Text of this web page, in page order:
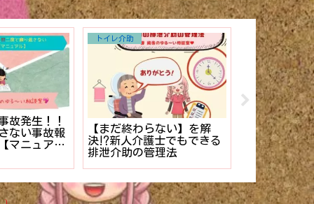
故発生！！
ない事故報
マニュア
トイレ介助
【まだ終わらない】を解
決⁉︎新人介護士でもできる
排泄介助の管理法
その他
介護施設の
き方。【マ